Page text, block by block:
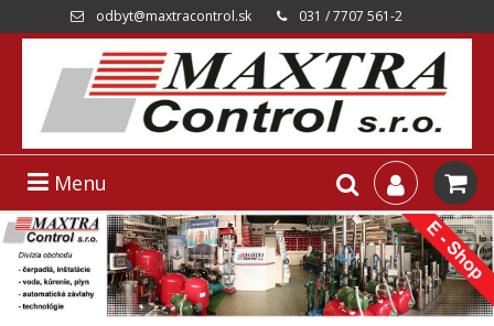
odbyt@maxtracontrol.sk 031 / 7707 561-2
Menu